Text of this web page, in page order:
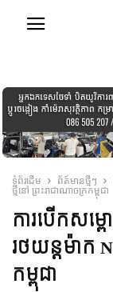
ទំព័រដើម ព័ត៍មានថ្មីៗ
ថ្មីនៅ ព្រះរាជាណាចក្រកម្ពុជា
ការបើកសម្ព
រថយន្តម៉ាក
កម្ពុជា